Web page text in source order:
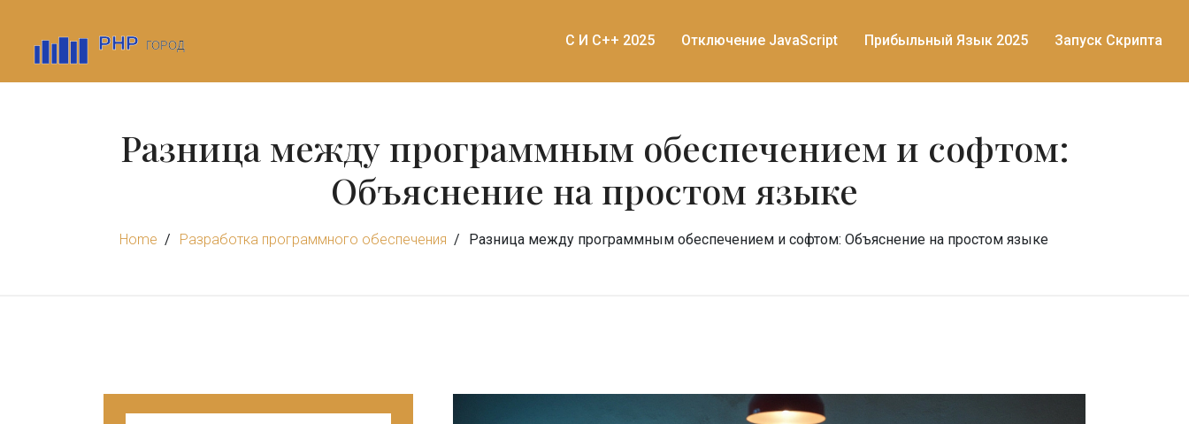
C И C++ 2025 Отключение JavaScript Прибыльный Язык 2025 Запуск Скрипта
Разница между программным обеспечением и софтом:
Объяснение на простом языке
Home Разработка программного обеспечения Разница между программным обеспечением и софтом: Объяснение на простом языке